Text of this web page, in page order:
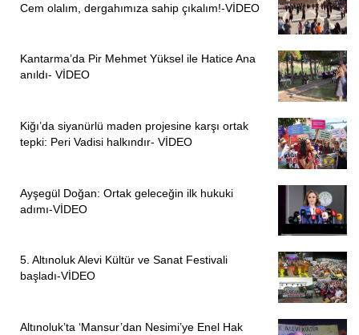
Cem olalım, dergahımıza sahip çıkalım!-VİDEO
Kantarma’da Pir Mehmet Yüksel ile Hatice Ana
anıldı- VİDEO
Kiğı’da siyanürlü maden projesine karşı ortak
tepki: Peri Vadisi halkındır- VİDEO
Ayşegül Doğan: Ortak geleceğin ilk hukuki
adımı-VİDEO
5. Altınoluk Alevi Kültür ve Sanat Festivali
başladı-VİDEO
Altınoluk’ta ‘Mansur’dan Nesimi’ye Enel Hak